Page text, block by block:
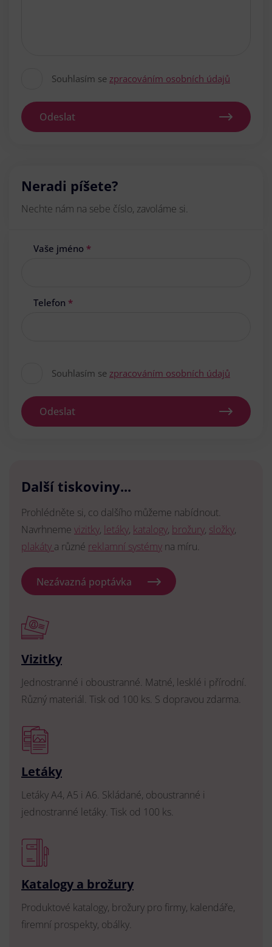
Souhlasím se zpracováním osobních údajů
Odeslat
Neradi píšete?
Nechte nám na sebe číslo, zavoláme si.
Vaše jméno *
Telefon *
Souhlasím se zpracováním osobních údajů
Odeslat
Další tiskoviny...
Prohlédněte si, co dalšího můžeme nabídnout.
Navrhneme vizitky, letáky, katalogy, brožury, složky,
plakáty a různé reklamní systémy na míru.
Nezávazná poptávka
Vizitky
Jednostranné i oboustranné. Matné, lesklé i přírodní.
Různý materiál. Tisk od 100 ks. S dopravou zdarma.
Letáky
Letáky A4, A5 i A6. Skládané, oboustranné i
jednostranné letáky. Tisk od 100 ks.
Katalogy a brožury
Produktové katalogy, brožury pro firmy, kalendáře,
firemní prospekty, obálky.